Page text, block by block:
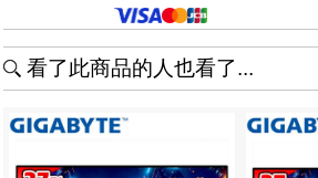
看了此商品的人也看了...